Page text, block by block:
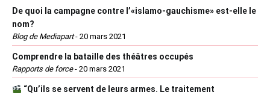
De quoi la campagne contre l’«islamo-gauchisme» est-elle le
nom?
Blog de Mediapart- 20 mars 2021
Comprendre la bataille des théâtres occupés
Rapports de force- 20 mars 2021
“Qu’ils se servent de leurs armes. Le traitement